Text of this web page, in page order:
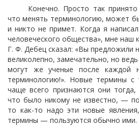
Конечно. Просто так
что менять терминологию, может
и никто не примет. Когда я
человеческого общества», мне наш
Г. Ф. Дебец сказал: «Вы
великолепно, замечательно, но
могут же ученые после каждой
терминологию!». Новые термины
чаще всего признаются они
что было никому не известно, —
то как-то надо эти новые
термины — пользуются обычно ими.